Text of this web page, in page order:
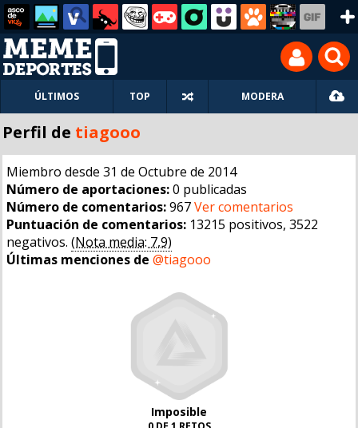
ÚLTIMOS TOP MODERA
Perfil de tiagooo
Miembro desde 31 de Octubre de 2014
Número de aportaciones:0 publicadas
Número de comentarios:967Ver comentarios
Puntuación de comentarios: 13215 positivos, 3522
negativos. (Nota media: 7,9)
Últimas menciones de @tiagooo
Imposible